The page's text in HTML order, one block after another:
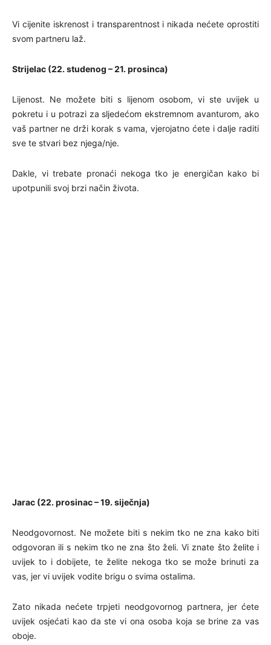
Vi cijenite iskrenost i transparentnost i nikada nećete oprostiti
svom partneru laž.
Strijelac (22. studenog – 21. prosinca)
Lijenost. Ne možete biti s lijenom osobom, vi ste uvijek u
pokretu i u potrazi za sljedećom ekstremnom avanturom, ako
vaš partner ne drži korak s vama, vjerojatno ćete i dalje raditi
sve te stvari bez njega/nje.
Dakle, vi trebate pronaći nekoga tko je energičan kako bi
upotpunili svoj brzi način života.
Jarac (22. prosinac – 19. siječnja)
Neodgovornost. Ne možete biti s nekim tko ne zna kako biti
odgovoran ili s nekim tko ne zna što želi. Vi znate što želite i
uvijek to i dobijete, te želite nekoga tko se može brinuti za
vas, jer vi uvijek vodite brigu o svima ostalima.
Zato nikada nećete trpjeti neodgovornog partnera, jer ćete
uvijek osjećati kao da ste vi ona osoba koja se brine za vas
oboje.